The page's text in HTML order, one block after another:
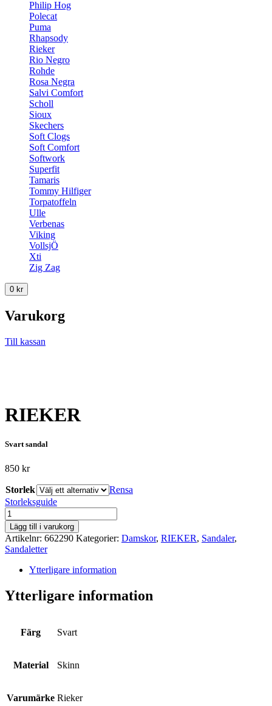
Philip Hog
Polecat
Puma
Rhapsody
Rieker
Rio Negro
Rohde
Rosa Negra
Salvi Comfort
Scholl
Sioux
Skechers
Soft Clogs
Soft Comfort
Softwork
Superfit
Tamaris
Tommy Hilfiger
Torpatoffeln
Ulle
Verbenas
Viking
VollsjÖ
Xti
Zig Zag
0 kr
Varukorg
Till kassan
RIEKER
Svart sandal
850 kr
Storlek
Rensa
Storleksguide
RIEKER
mängd
Lägg till i varukorg
Artikelnr: 662290 Kategorier: Damskor, RIEKER, Sandaler,
Sandaletter
Ytterligare information
Ytterligare information
Färg Svart
Material Skinn
Varumärke Rieker